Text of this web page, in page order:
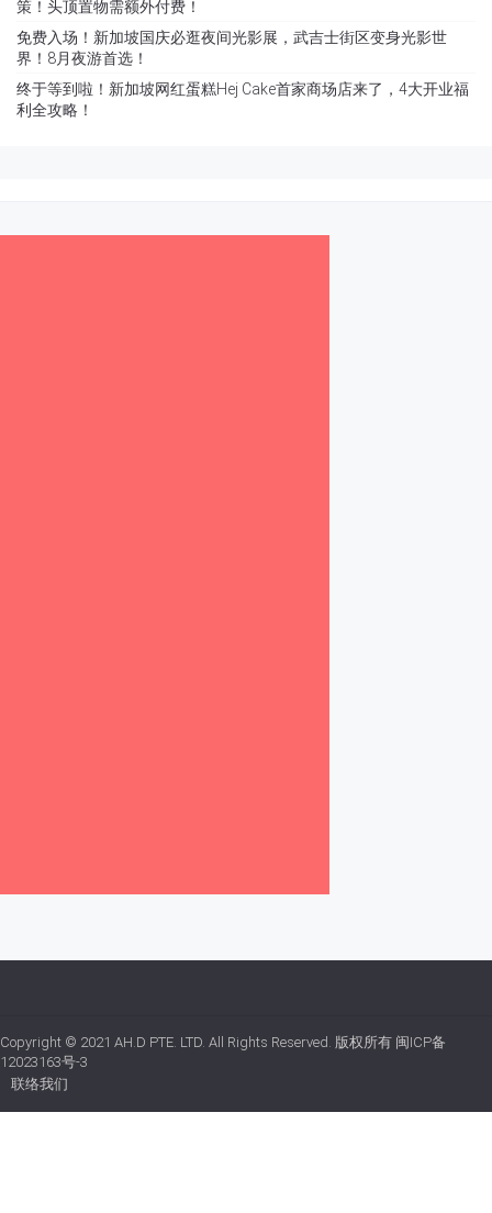
策！头顶置物需额外付费！
免费入场！新加坡国庆必逛夜间光影展，武吉士街区变身光影世
界！8月夜游首选！
终于等到啦！新加坡网红蛋糕Hej Cake首家商场店来了，4大开业福
利全攻略！
Copyright © 2021 AH.D PTE. LTD. All Rights Reserved. 版权所有 闽ICP备
12023163号-3
联络我们